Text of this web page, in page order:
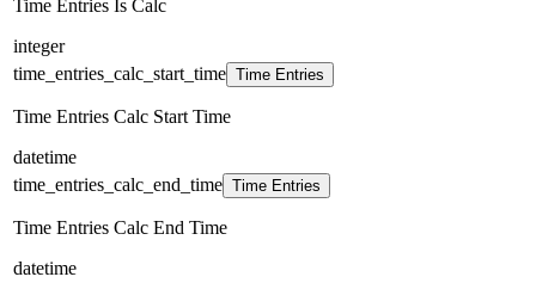
Time Entries Is Calc
integer
time_entries_calc_start_time Time Entries
Time Entries Calc Start Time
datetime
time_entries_calc_end_time Time Entries
Time Entries Calc End Time
datetime